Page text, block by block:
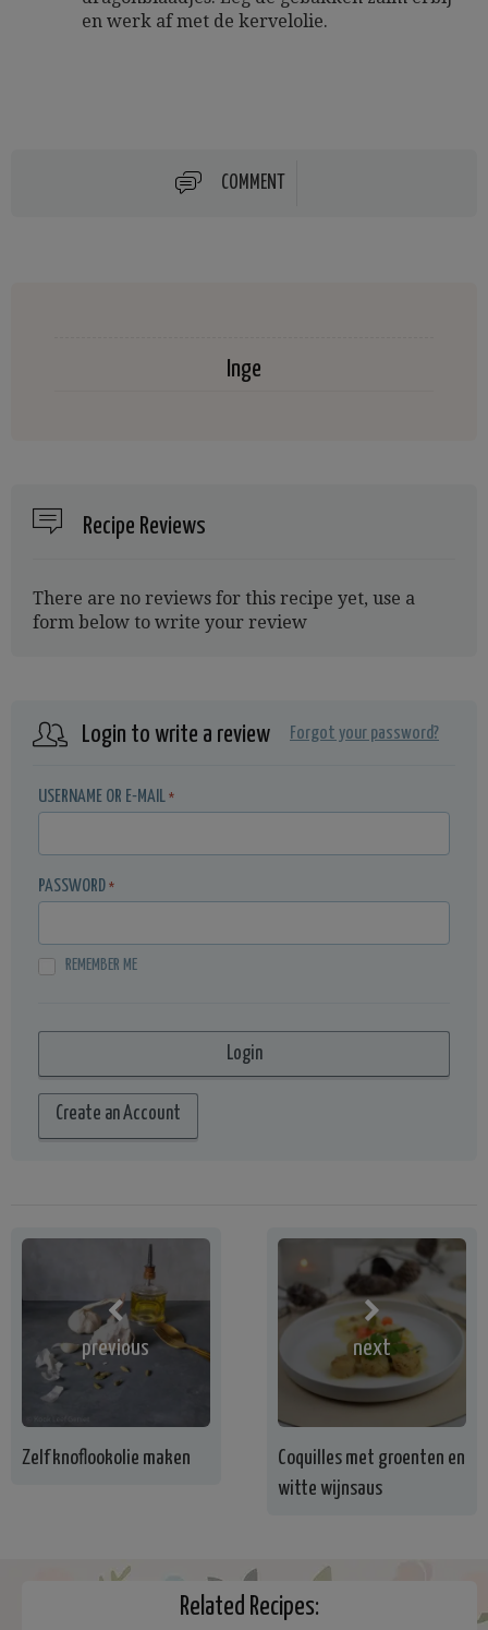
en werk af met de kervelolie.
COMMENT
Inge
Recipe Reviews
There are no reviews for this recipe yet, use a
form below to write your review
Login to write a review Forgot your password?
USERNAME OR E-MAIL *
PASSWORD *
REMEMBER ME
Create an Account
previous
Zelf knoflookolie maken
next
Coquilles met groenten en
witte wijnsaus
Related Recipes: